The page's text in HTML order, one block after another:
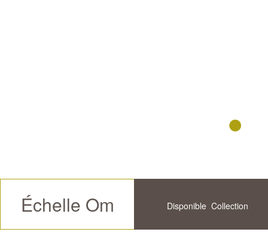
Échelle Om Disponible Collection